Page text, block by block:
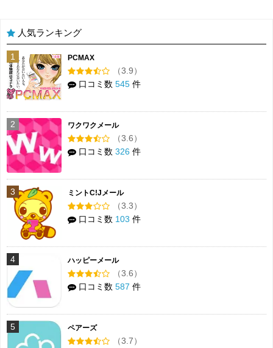
人気ランキング
1 PCMAX
（3.9）
口コミ数 545 件
2 ワクワクメール
（3.6）
口コミ数 326 件
3 ミントC!Jメール
（3.3）
口コミ数 103 件
4 ハッピーメール
（3.6）
口コミ数 587 件
5 ペアーズ
（3.7）